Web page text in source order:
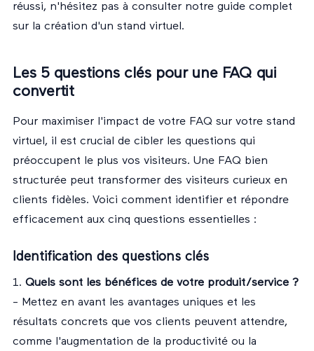
réussi, n'hésitez pas à consulter notre guide complet
sur la création d'un stand virtuel .
Les 5 questions clés pour une FAQ qui
convertit
Pour maximiser l'impact de votre FAQ sur votre stand
virtuel, il est crucial de cibler les questions qui
préoccupent le plus vos visiteurs. Une FAQ bien
structurée peut transformer des visiteurs curieux en
clients fidèles. Voici comment identifier et répondre
efficacement aux cinq questions essentielles :
Identification des questions clés
1. Quels sont les bénéfices de votre produit/service ?
- Mettez en avant les avantages uniques et les
résultats concrets que vos clients peuvent attendre,
comme l'augmentation de la productivité ou la